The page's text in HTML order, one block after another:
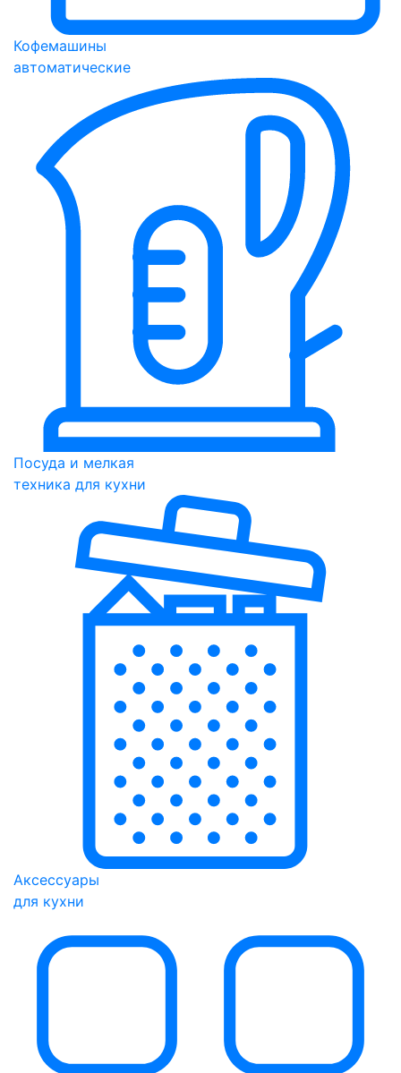
Кофемашины
автоматические
Посуда и мелкая
техника для кухни
Аксессуары
для кухни